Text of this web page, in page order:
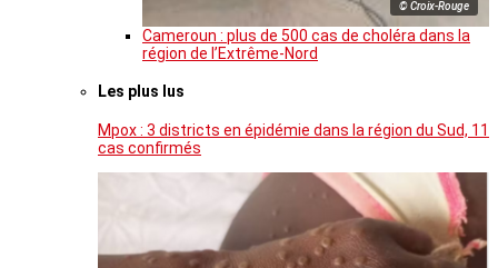
© Croix-Rouge
Cameroun : plus de 500 cas de choléra dans la
région de l’Extrême-Nord
Les plus lus
Mpox : 3 districts en épidémie dans la région du Sud, 11
cas confirmés